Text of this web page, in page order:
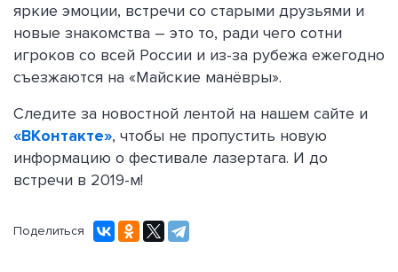
яркие эмоции, встречи со старыми друзьями и
новые знакомства – это то, ради чего сотни
игроков со всей России и из-за рубежа ежегодно
съезжаются на «Майские манёвры».
Следите за новостной лентой на нашем сайте и
«ВКонтакте», чтобы не пропустить новую
информацию о фестивале лазертага. И до
встречи в 2019-м!
Поделиться